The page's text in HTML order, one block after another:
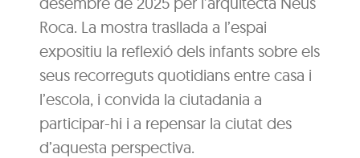
Roca. La mostra trasllada a l’espai
expositiu la reflexió dels infants sobre els
seus recorreguts quotidians entre casa i
l’escola, i convida la ciutadania a
participar-hi i a repensar la ciutat des
d’aquesta perspectiva.